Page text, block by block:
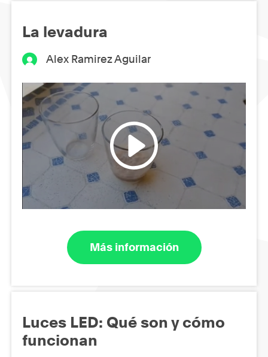
La levadura
Alex Ramirez Aguilar
Más información
Luces LED: Qué son y cómo
funcionan